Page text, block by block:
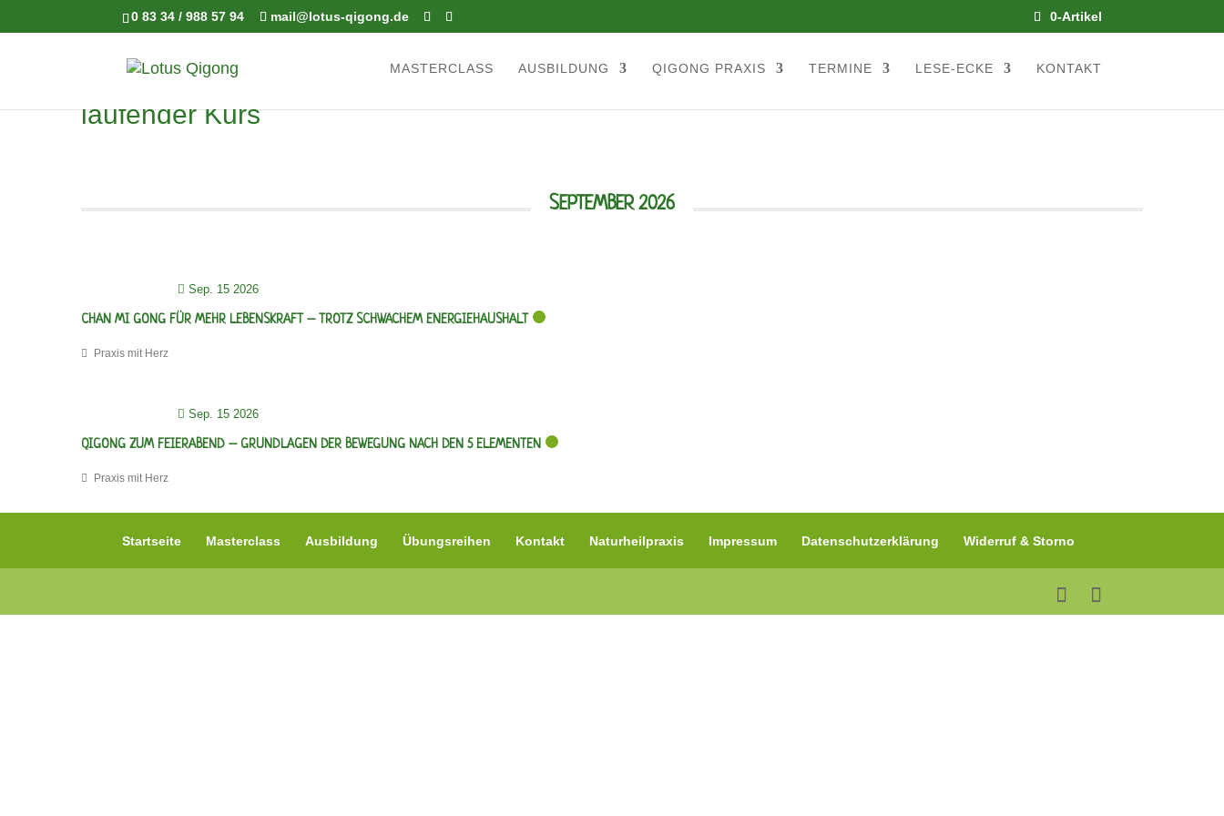
0 83 34 / 988 57 94 mail@lotus-qigong.de 0-Artikel
MASTERCLASS AUSBILDUNG QIGONG PRAXIS TERMINE LESE-ECKE KONTAKT
laufender Kurs
SEPTEMBER 2026
Sep. 15 2026
CHAN MI GONG FÜR MEHR LEBENSKRAFT – TROTZ SCHWACHEM ENERGIEHAUSHALT
Praxis mit Herz
Sep. 15 2026
QIGONG ZUM FEIERABEND – GRUNDLAGEN DER BEWEGUNG NACH DEN 5 ELEMENTEN
Praxis mit Herz
Startseite Masterclass Ausbildung Übungsreihen Kontakt Naturheilpraxis Impressum Datenschutzerklärung Widerruf & Storno